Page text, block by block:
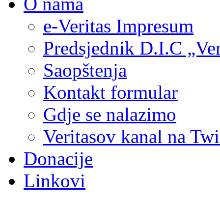
e-Veritas Impresum
Predsjednik D.I.C
Saopštenja
Kontakt formular
Gdje se nalazimo
Veritasov kanal na
Donacije
Linkovi